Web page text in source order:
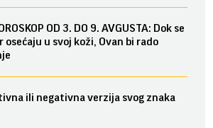
OD 3. DO 9. AVGUSTA: Dok se
osećaju u svoj koži, Ovan bi rado
ili negativna verzija svog znaka